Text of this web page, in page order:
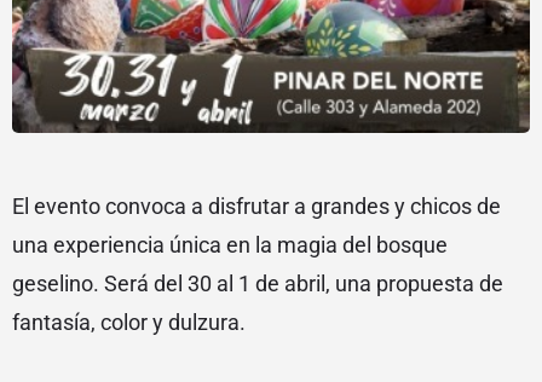
El evento convoca a disfrutar a grandes y chicos de
una experiencia única en la magia del bosque
geselino. Será del 30 al 1 de abril, una propuesta de
fantasía, color y dulzura.